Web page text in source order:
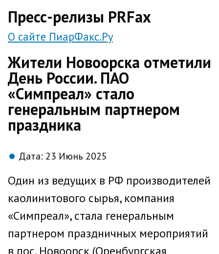
Пресс-релизы PRFax
О сайте ПиарФакс.Ру
Жители Новоорска отметили
День России. ПАО
«Симпреал» стало
генеральным партнером
праздника
Дата: 23 Июнь 2025
Один из ведущих в РФ производителей
каолинитового сырья, компания
«Симпреал», стала генеральным
партнером праздничных мероприятий
в пос. Новоорск (Оренбургская